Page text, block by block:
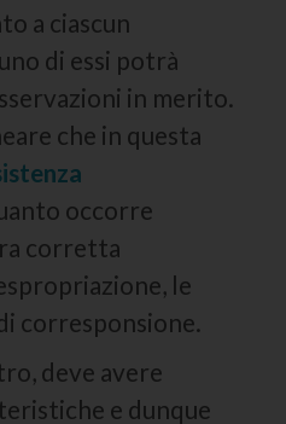
a ciascun
di essi potrà
in merito.
che in questa
occorre
corretta
le
corresponsione.
deve avere
e dunque